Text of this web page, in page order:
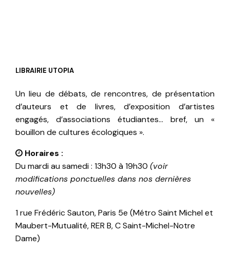
LIBRAIRIE UTOPIA
Un lieu de débats, de rencontres, de présentation
d’auteurs et de livres, d’exposition d’artistes
engagés, d’associations étudiantes… bref, un «
bouillon de cultures écologiques ».
Horaires :
Du mardi au samedi : 13h30 à 19h30 (voir
modifications ponctuelles dans nos dernières
nouvelles)
1 rue Frédéric Sauton, Paris 5e (Métro Saint Michel et
Maubert-Mutualité, RER B, C Saint-Michel-Notre
Dame)